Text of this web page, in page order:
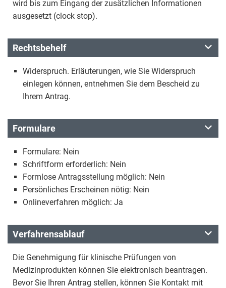
wird bis zum Eingang der zusätzlichen Informationen
ausgesetzt (clock stop).
Rechtsbehelf
Widerspruch. Erläuterungen, wie Sie Widerspruch
einlegen können, entnehmen Sie dem Bescheid zu
Ihrem Antrag.
Formulare
Formulare: Nein
Schriftform erforderlich: Nein
Formlose Antragsstellung möglich: Nein
Persönliches Erscheinen nötig: Nein
Onlineverfahren möglich: Ja
Verfahrensablauf
Die Genehmigung für klinische Prüfungen von
Medizinprodukten können Sie elektronisch beantragen.
Bevor Sie Ihren Antrag stellen, können Sie Kontakt mit